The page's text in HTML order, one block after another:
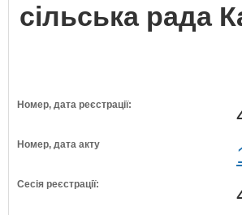
сільська рада
Номер, дата реєстрації:
Номер, дата акту
Сесія реєстрації: